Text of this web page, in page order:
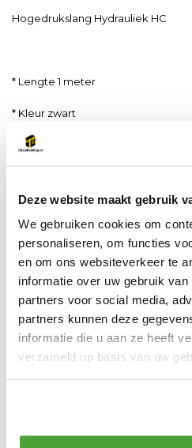
Deze website maakt gebruik
We gebruiken cookies om
personaliseren, om functies
en om ons websiteverkeer te
informatie over uw gebruik
partners voor social media,
partners kunnen deze
informatie die u aan ze heeft
verzameld op basis van uw
Hogedrukslang Hydrauliek HC
* Lengte 1 meter
* Kleur zwart
* 1x CM1 koppeling en stofkap
* 700 bar. max. werkdruk
* binnendiameter 6.6 mm
Productspecificaties